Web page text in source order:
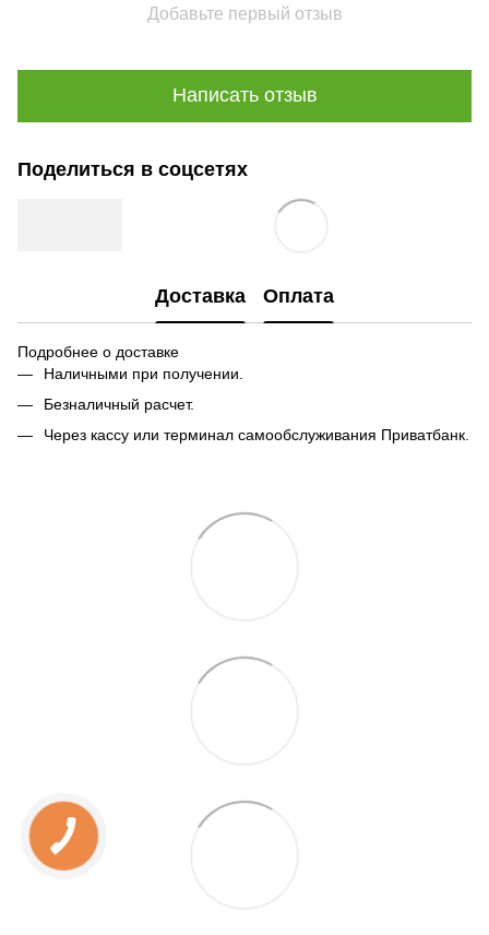
Добавьте первый отзыв
Написать отзыв
Поделиться в соцсетях
Доставка Оплата
Подробнее о доставке
Наличными при получении.
Безналичный расчет.
Через кассу или терминал самообслуживания Приватбанк.